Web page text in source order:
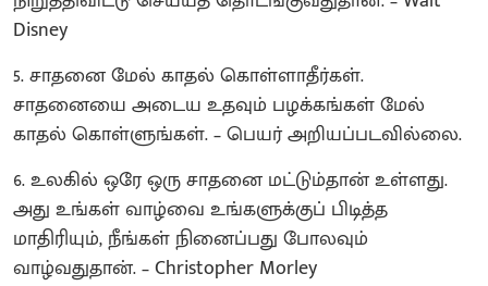
Disney
5. சாதனை மேல் காதல் கொள்ளாதீர்கள்.
சாதனையை அடைய உதவும் பழக்கங்கள் மேல்
காதல் கொள்ளுங்கள். – பெயர் அறியப்படவில்லை.
6. உலகில் ஒரே ஒரு சாதனை மட்டும்தான் உள்ளது.
அது உங்கள் வாழ்வை உங்களுக்குப் பிடித்த
மாதிரியும், நீங்கள் நினைப்பது போலவும்
வாழ்வதுதான். – Christopher Morley